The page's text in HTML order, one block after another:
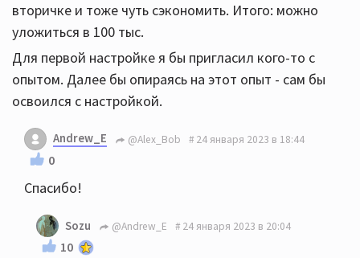
вторичке и тоже чуть сэкономить. Итого: можно
уложиться в 100 тыс.
Для первой настройке я бы пригласил кого-то с
опытом. Далее бы опираясь на этот опыт - сам бы
освоился с настройкой.
Andrew_E @Alex_Bob 24 января 2023 в 18:44
0
Спасибо!
Sozu @Andrew_E 24 января 2023 в 20:04
10